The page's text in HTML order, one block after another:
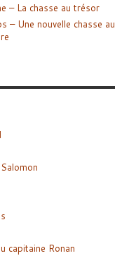
– La chasse au trésor
– Une nouvelle chasse au
capitaine Ronan